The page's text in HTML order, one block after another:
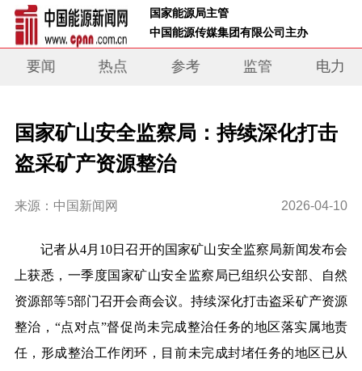
国家能源局主管
中国能源传媒集团有限公司主办
要闻 热点 参考 监管 电力
国家矿山安全监察局：持续深化打击
盗采矿产资源整治
来源：中国新闻网 2026-04-10
记者从4月10日召开的国家矿山安全监察局新闻发布会
上获悉，一季度国家矿山安全监察局已组织公安部、自然
资源部等5部门召开会商会议。持续深化打击盗采矿产资源
整治，“点对点”督促尚未完成整治任务的地区落实属地责
任，形成整治工作闭环，目前未完成封堵任务的地区已从